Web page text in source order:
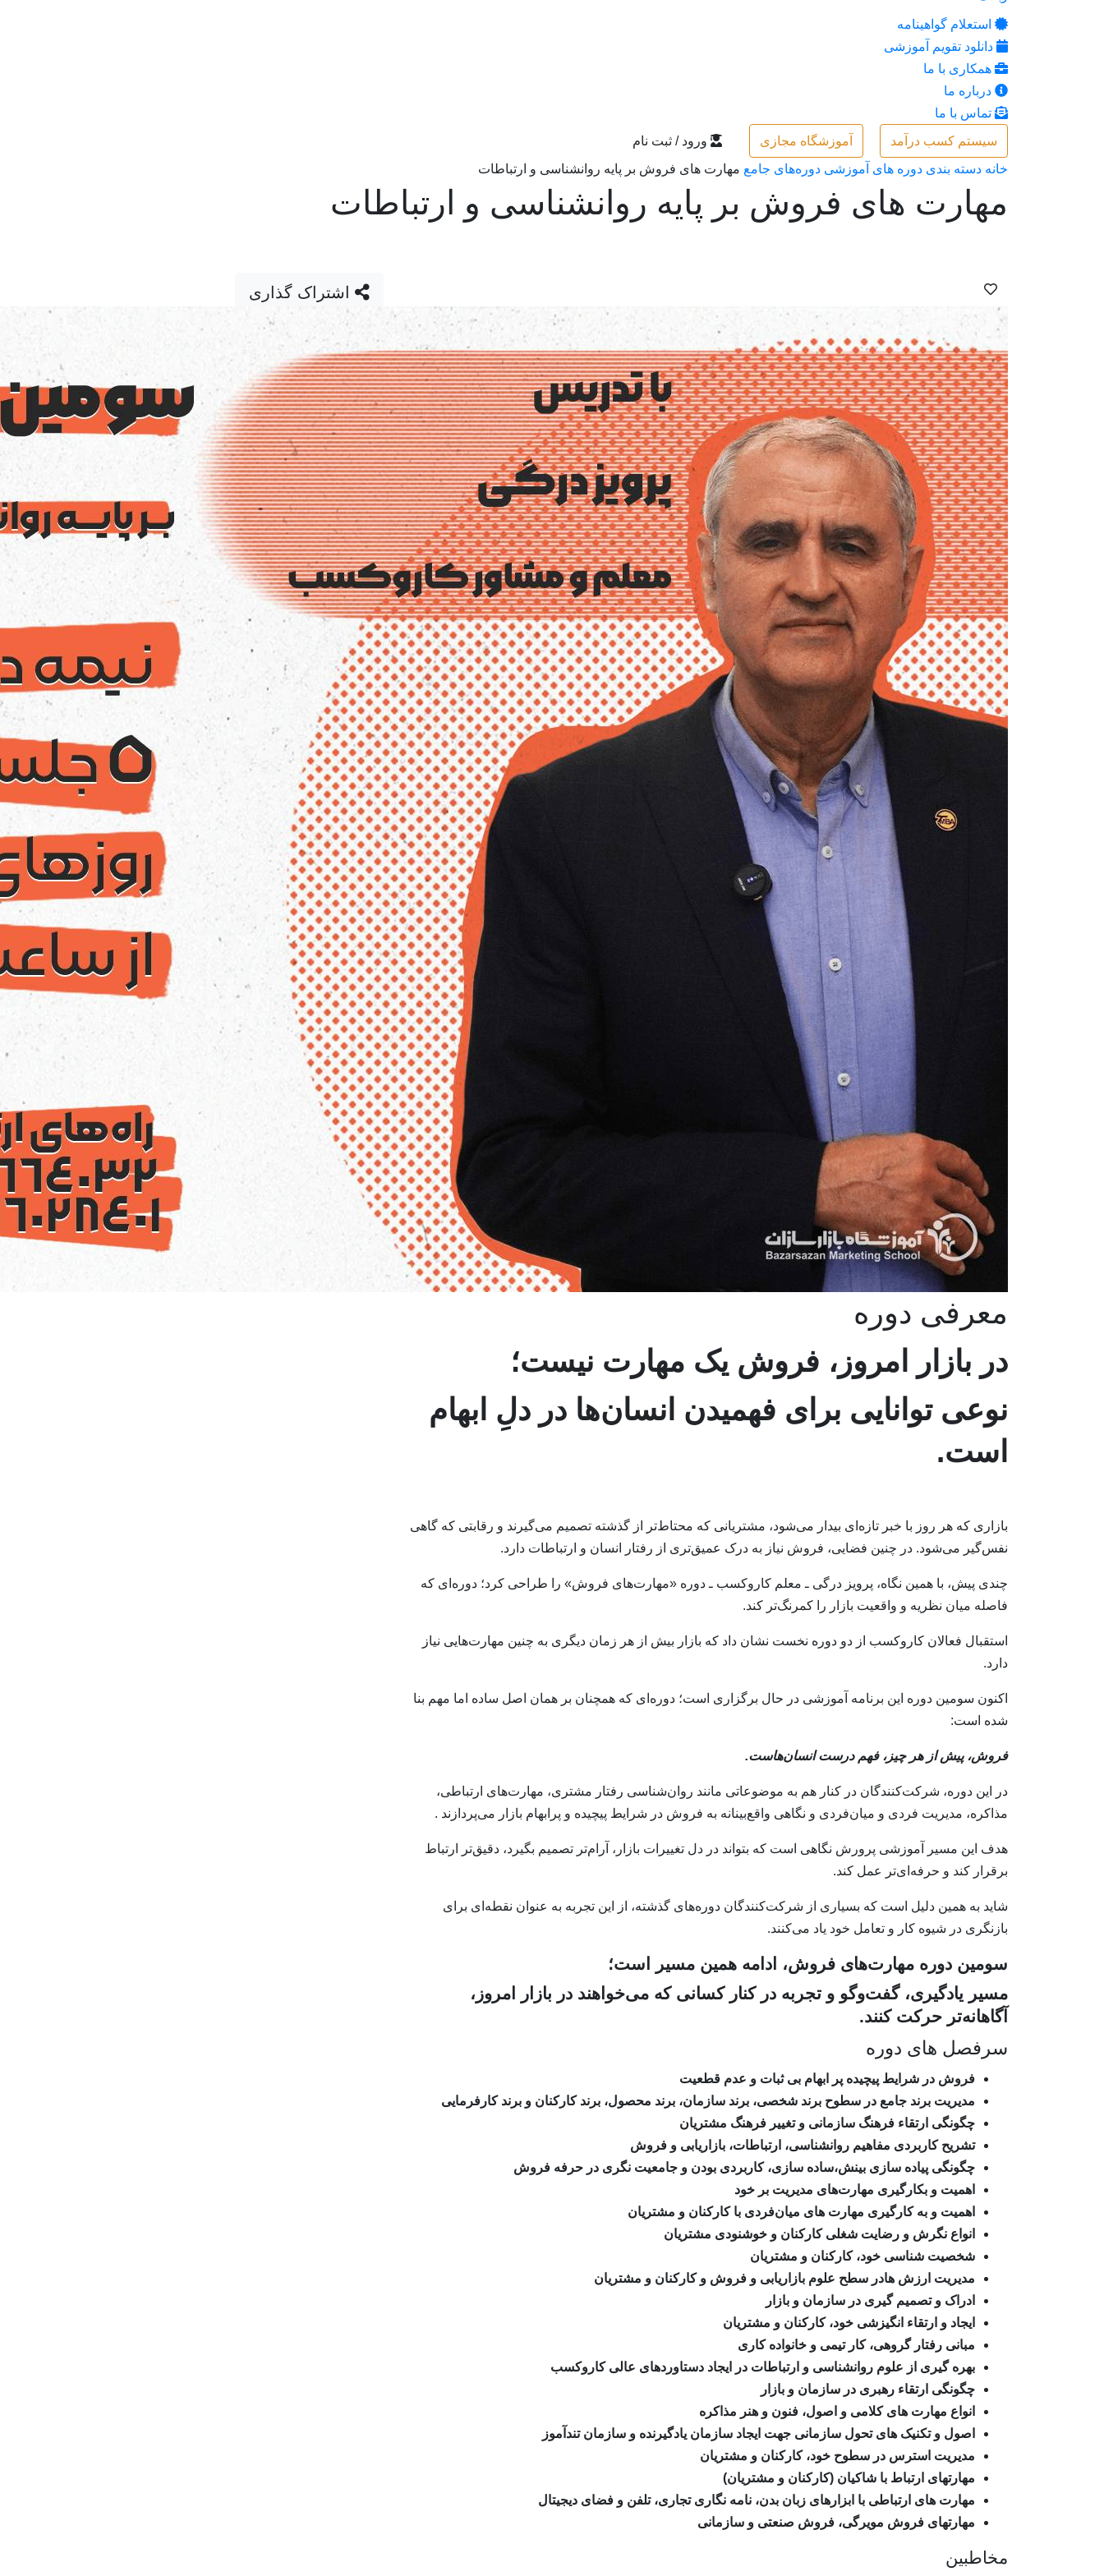
استعلام گواهینامه
دانلود تقویم آموزشی
همکاری با ما
درباره ما
تماس با ما
سیستم کسب درآمد
آموزشگاه مجازی
ورود / ثبت نام
خانه دسته بندی دوره های آموزشی دوره‌های جامع مهارت های فروش بر پایه روانشناسی و ارتباطات
مهارت های فروش بر پایه روانشناسی و ارتباطات
معرفی دوره
در بازار امروز، فروش یک مهارت نیست؛
نوعی توانایی برای فهمیدن انسان‌ها در دلِ ابهام
است.
بازاری که هر روز با خبر تازه‌ای بیدار می‌شود، مشتریانی که محتاط‌تر از گذشته تصمیم می‌گیرند و رقابتی که گاهی
نفس‌گیر می‌شود. در چنین فضایی، فروش نیاز به درک عمیق‌تری از رفتار انسان و ارتباطات دارد.
چندی پیش، با همین نگاه، پرویز درگی ـ معلم کاروکسب ـ دوره «مهارت‌های فروش» را طراحی کرد؛ دوره‌ای که
فاصله میان نظریه و واقعیت بازار را کمرنگ‌تر کند.
استقبال فعالان کاروکسب از دو دوره نخست نشان داد که بازار بیش از هر زمان دیگری به چنین مهارت‌هایی نیاز
دارد.
اکنون سومین دوره این برنامه آموزشی در حال برگزاری است؛ دوره‌ای که همچنان بر همان اصل ساده اما مهم بنا
شده است:
فروش، پیش از هر چیز، فهم درست انسان‌هاست.
در این دوره، شرکت‌کنندگان در کنار هم به موضوعاتی مانند روان‌شناسی رفتار مشتری، مهارت‌های ارتباطی،
مذاکره، مدیریت فردی و میان‌فردی و نگاهی واقع‌بینانه به فروش در شرایط پیچیده و پرابهام بازار می‌پردازند .
هدف این مسیر آموزشی پرورش نگاهی است که بتواند در دل تغییرات بازار، آرام‌تر تصمیم بگیرد، دقیق‌تر ارتباط
برقرار کند و حرفه‌ای‌تر عمل کند.
شاید به همین دلیل است که بسیاری از شرکت‌کنندگان دوره‌های گذشته، از این تجربه به عنوان نقطه‌ای برای
بازنگری در شیوه کار و تعامل خود یاد می‌کنند.
سومین دوره مهارت‌های فروش، ادامه همین مسیر است؛
مسیر یادگیری، گفت‌وگو و تجربه در کنار کسانی که می‌خواهند در بازار امروز،
آگاهانه‌تر حرکت کنند.
سرفصل های دوره
فروش در شرایط پیچیده پر ابهام بی ثبات و عدم قطعیت
مدیریت برند جامع در سطوح برند شخصی، برند سازمان، برند محصول، برند کارکنان و برند کارفرمایی
چگونگی ارتقاء فرهنگ سازمانی و تغییر فرهنگ مشتریان
تشریح کاربردی مفاهیم روانشناسی، ارتباطات، بازاریابی و فروش
چگونگی پیاده سازی بینش،ساده سازی، کاربردی بودن و جامعیت نگری در حرفه فروش
اهمیت و بکار‌گیری مهارت‌های مدیریت بر خود
اهمیت و به کارگیری مهارت های میان‌فردی با کارکنان و مشتریان
انواع نگرش و رضایت شغلی کارکنان و خوشنودی مشتریان
شخصیت شناسی خود، کارکنان و مشتریان
مدیریت ارزش هادر سطح علوم بازاریابی و فروش و کارکنان و مشتریان
ادراک و تصمیم گیری در سازمان و بازار
ایجاد و ارتقاء انگیزشی خود، کارکنان و مشتریان
مبانی رفتار گروهی، کار تیمی و خانواده کاری
بهره گیری از علوم روانشناسی و ارتباطات در ایجاد دستاوردهای عالی کاروکسب
چگونگی ارتقاء رهبری در سازمان و بازار
انواع مهارت های کلامی و اصول، فنون و هنر مذاکره
اصول و تکنیک های تحول سازمانی جهت ایجاد سازمان یادگیرنده و سازمان تندآموز
مدیریت استرس در سطوح خود، کارکنان و مشتریان
مهارتهای ارتباط با شاکیان (کارکنان و مشتریان)
مهارت های ارتباطی با ابزارهای زبان بدن، نامه نگاری تجاری، تلفن و فضای دیجیتال
مهارتهای فروش مویرگی، فروش صنعتی و سازمانی
مخاطبین
اضافه کردن به تقویم